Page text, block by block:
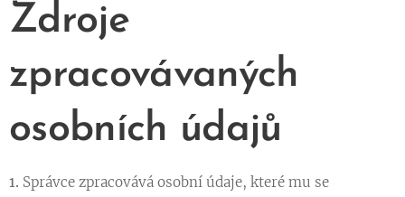
Zdroje
zpracovávaných
osobních údajů
1. Správce zpracovává osobní údaje, které mu se